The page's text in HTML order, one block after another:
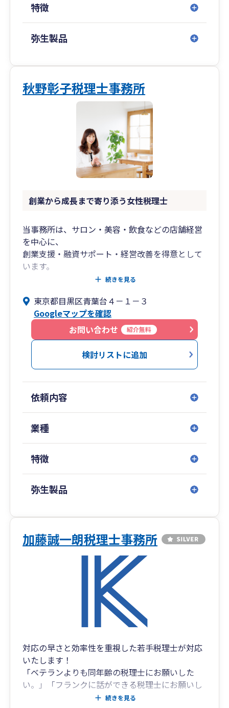
への提出支援を行います。
また、金融機関と直接交渉し、評価される決算書
の作成をサポートすることも可能です。
MAS監査では、現状分析に基づき、企業が将来に
向けて持続的に成長するための経営計画策定を支
中長期的な経営目標を設定し、その達成に必要な
戦略や施策の立案をサポートします。
⑤記帳代行・会計ソフト導入支援
会計帳簿の作成や記帳代行を行うほか、クラウド
特に、クラウド会計ソフトを活用した業務効率化
の提案も可能です。
経営者様の「こうしたい」「こうなりたい」を形
にするためのサポートを惜しみません。
ご依頼、ご相談お待ちしております。
特徴
弥生製品
秋野彰子税理士事務所
創業から成長まで寄り添う女性税理士
当事務所は、サロン・美容・飲食などの店舗経営
を中心に、
創業支援・融資サポート・経営改善を得意として
います。
女性ならではの感性で、「話しやすい」「相談し
数字の裏にある“想い”に寄り添いながら、あなた
の事業の未来をデザインします。
経営には、常に変化と判断が求められます。
その中で私が大切にしているのは、
単に税務処理を行うことではなく、経営者に寄り
添い、
資金計画や融資対応、経営分析などの専門的な支
援を通じて、
“今”の課題を整理し、“これから”の可能性を広げ
めることで、
事業の持続的な成長を共に実現していきたいと考
えています。
たします。
続きを見る
東京都目黒区青葉台４－１－３
Googleマップを確認
お問い合わせ
紹介無料
検討リストに追加
依頼内容
業種
特徴
弥生製品
加藤誠一朗税理士事務所
対応の早さと効率性を重視した若手税理士が対応
いたします！
「ベテランよりも同年齢の税理士にお願いした
い。」「フランクに話ができる税理士にお願いし
たい。」という若手起業家の方に対応することが
続きを見る